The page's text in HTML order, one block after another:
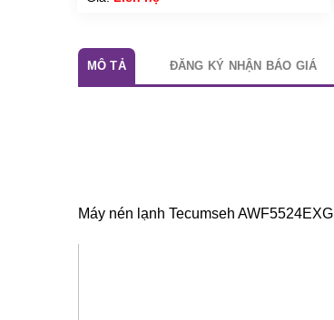
MÔ TẢ ĐĂNG KÝ NHẬN BÁO GIÁ
Máy nén lạnh Tecumseh AWF5524EXG